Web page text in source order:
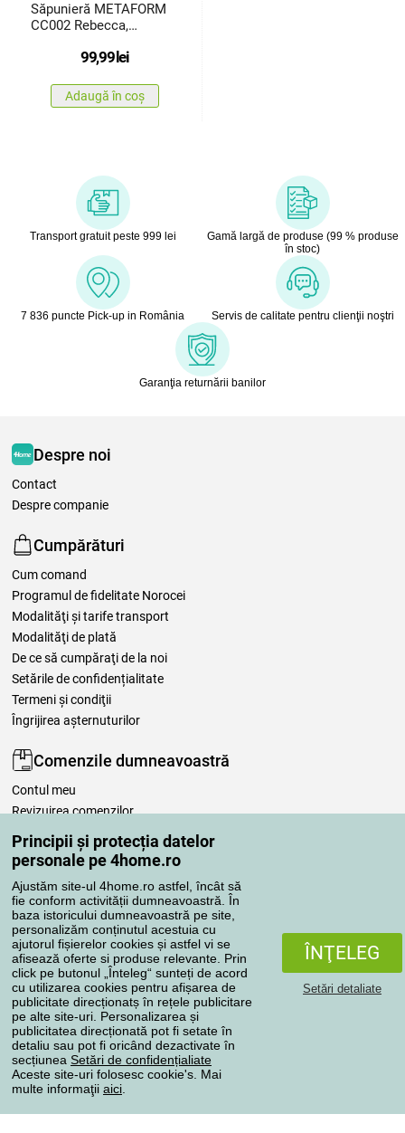
Principii și protecția datelor
personale pe 4home.ro
Ajustăm site-ul 4home.ro astfel, încât să
fie conform activității dumneavoastră. În
baza istoricului dumneavoastră pe site,
personalizăm conținutul acestuia cu
ajutorul fișierelor cookies și astfel vi se
afisează oferte si produse relevante. Prin
click pe butonul „Înteleg“ sunteți de acord
cu utilizarea cookies pentru afișarea de
publicitate direcționatș în rețele publicitare
pe alte site-uri. Personalizarea și
publicitatea direcționată pot fi setate în
detaliu sau pot fi oricând dezactivate în
secțiunea Setări de confidențialiate
Aceste site-uri folosesc cookie's. Mai
multe informaţii aici
ÎNŢELEG
Setări detaliate
Săpunieră METAFORM
CC002 Rebecca,
99,99lei
Adaugă în coș
Transport gratuit peste 999 lei
Gamă largă de produse (99 % produse
în stoc)
7 836 puncte Pick-up in România Servis de calitate pentru clienţii noştri
Garanţia returnării banilor
Despre noi
Contact
Despre companie
Cumpărături
Cum comand
Programul de fidelitate Norocei
Modalităţi şi tarife transport
Modalităţi de plată
De ce să cumpăraţi de la noi
Setările de confidențialitate
Termeni şi condiţii
Îngrijirea așternuturilor
Comenzile dumneavoastră
Contul meu
Revizuirea comenzilor
Reclamaţii
Retragere de la contract
Regulile de procesare a recenziilor
Metode de transport
Metode de plată
Magazin de încredere